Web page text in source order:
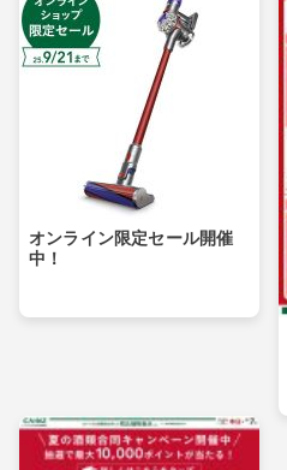
オンライン限定セール開催
中！